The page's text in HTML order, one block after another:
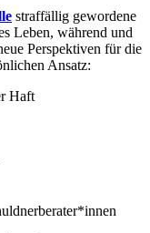
straffällig gewordene
Leben, während und
Perspektiven für die
Ansatz:
Haft